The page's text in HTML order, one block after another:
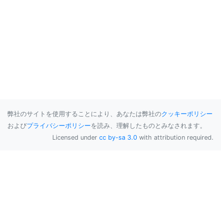
弊社のサイトを使用することにより、あなたは弊社のクッキーポリシー
およびプライバシーポリシーを読み、理解したものとみなされます。
Licensed under cc by-sa 3.0 with attribution required.